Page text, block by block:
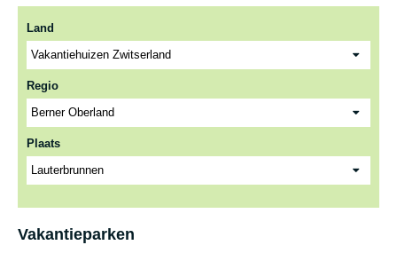
Land
Regio
Plaats
Vakantieparken